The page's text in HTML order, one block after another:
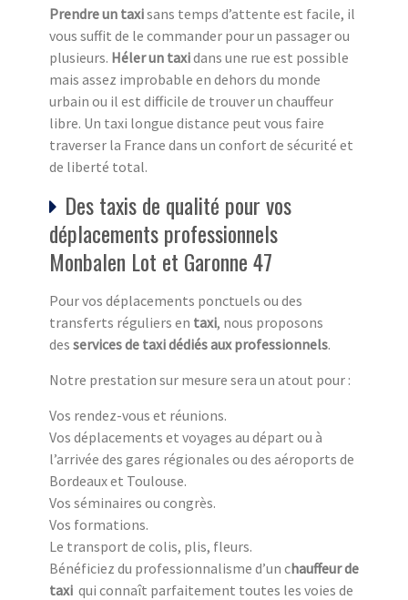
Prendre un taxisans temps d’attente est facile, il
vous suffit de le commander pour un passager ou
plusieurs. Héler un taxidans une rue est possible
mais assez improbable en dehors du monde
urbain ou il est difficile de trouver un chauffeur
libre. Un taxi longue distance peut vous faire
traverser la France dans un confort de sécurité et
de liberté total.
Des taxis de qualité pour vos
déplacements professionnels
Monbalen Lot et Garonne 47
Pour vos déplacements ponctuels ou des
transferts réguliers en taxi, nous proposons
des services de taxi dédiés aux professionnels.
Notre prestation sur mesure sera un atout pour :
Vos rendez-vous et réunions.
Vos déplacements et voyages au départ ou à
l’arrivée des gares régionales ou des aéroports de
Bordeaux et Toulouse.
Vos séminaires ou congrès.
Vos formations.
Le transport de colis, plis, fleurs.
Bénéficiez du professionnalisme d’un chauffeur de
taxi qui connaît parfaitement toutes les voies de